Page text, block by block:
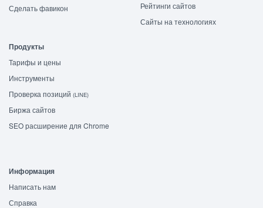
Сделать фавикон
Рейтинги сайтов
Сайты на технологиях
Продукты
Тарифы и цены
Инструменты
Проверка позиций (LINE)
Биржа сайтов
SEO расширение для Chrome
Информация
Написать нам
Справка